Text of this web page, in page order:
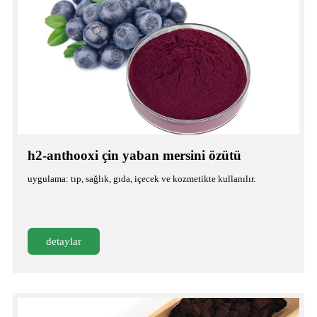
h2-anthooxi çin yaban mersini özütü
uygulama: tıp, sağlık, gıda, içecek ve kozmetikte kullanılır.
detaylar